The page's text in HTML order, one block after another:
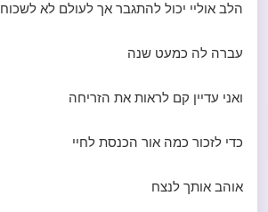
הלב אוליי יכול להתגבר אך לעולם לא לשכוח
עברה לה כמעט שנה
ואני עדיין קם לראות את הזריחה
כדי לזכור כמה אור הכנסת לחיי
אוהב אותך לנצח